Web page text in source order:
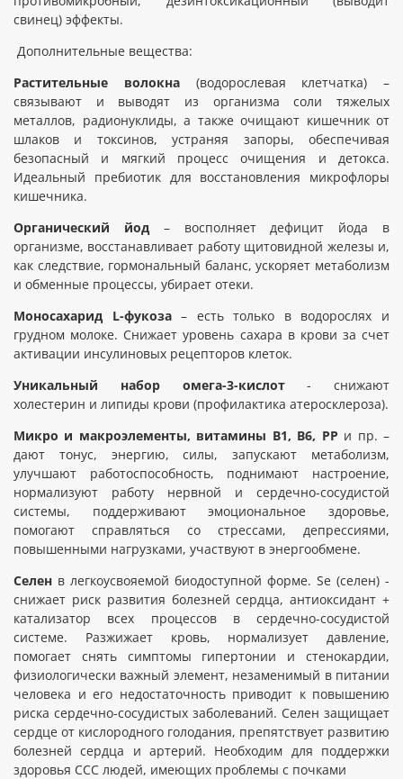
свинец) эффекты.
Дополнительные вещества:
Растительные волокна(водорослевая клетчатка) –
связывают и выводят из организма соли тяжелых
металлов, радионуклиды, а также очищают кишечник от
шлаков и токсинов, устраняя запоры, обеспечивая
безопасный и мягкий процесс очищения и детокса.
Идеальный пребиотик для восстановления микрофлоры
кишечника.
Органический йод– восполняет дефицит йода в
организме, восстанавливает работу щитовидной железы и,
как следствие, гормональный баланс, ускоряет метаболизм
и обменные процессы, убирает отеки.
Моносахарид L-фукоза– есть только в водорослях и
грудном молоке. Снижает уровень сахара в крови за счет
активации инсулиновых рецепторов клеток.
Уникальный набор омега-3-кислот- снижают
холестерин и липиды крови (профилактика атеросклероза).
Микро и макроэлементы, витамины В1, В6, РР и пр. –
дают тонус, энергию, силы, запускают метаболизм,
улучшают работоспособность, поднимают настроение,
нормализуют работу нервной и сердечно-сосудистой
системы, поддерживают эмоциональное здоровье,
помогают справляться со стрессами, депрессиями,
повышенными нагрузками, участвуют в энергообмене.
Селен в легкоусвояемой биодоступной форме. Se (селен) -
снижает риск развития болезней сердца, антиоксидант +
катализатор всех процессов в сердечно-сосудистой
системе. Разжижает кровь, нормализует давление,
помогает снять симптомы гипертонии и стенокардии,
физиологически важный элемент, незаменимый в питании
человека и его недостаточность приводит к повышению
риска сердечно-сосудистых заболеваний. Селен защищает
сердце от кислородного голодания, препятствует развитию
болезней сердца и артерий. Необходим для поддержки
здоровья ССС людей, имеющих проблемы с почками